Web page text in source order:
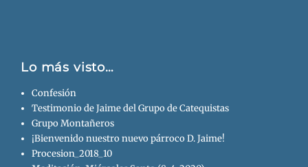
Lo más visto…
Confesión
Testimonio de Jaime del Grupo de Catequistas
Grupo Montañeros
¡Bienvenido nuestro nuevo párroco D. Jaime!
Procesion_2018_10